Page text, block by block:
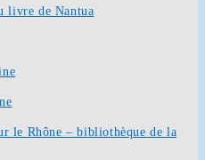
livre de Nantua
le Rhône – bibliothèque de la